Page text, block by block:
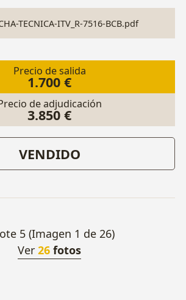
TECNICA-ITV_R-7516-BCB.pdf
Precio de salida
1.700 €
de adjudicación
3.850 €
VENDIDO
Ver 26 fotos